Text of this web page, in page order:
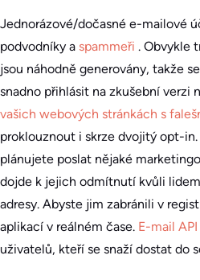
Jednorázové/dočasné e-mailové
podvodníky a spammeři . Obvykle
jsou náhodně generovány, takže
snadno přihlásit na zkušební verzi
vašich webových stránkách s
proklouznout i skrze dvojitý opt-in.
plánujete poslat nějaké
dojde k jejich odmítnutí kvůli
adresy. Abyste jim zabránili v
aplikací v reálném čase. E-mail API
uživatelů, kteří se snaží dostat do